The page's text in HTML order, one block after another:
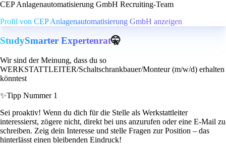
CEP Anlagenautomatisierung GmbH Recruiting-Team
Profil von CEP Anlagenautomatisierung GmbH anzeigen
StudySmarter Expertenrat🤫
Wir sind der Meinung, dass du so
WERKSTATTLEITER/Schaltschrankbauer/Monteur (m/w/d) erhalten
könntest
✨Tipp Nummer 1
Sei proaktiv! Wenn du dich für die Stelle als Werkstattleiter
interessierst, zögere nicht, direkt bei uns anzurufen oder eine E-Mail zu
schreiben. Zeig dein Interesse und stelle Fragen zur Position – das
hinterlässt einen bleibenden Eindruck!